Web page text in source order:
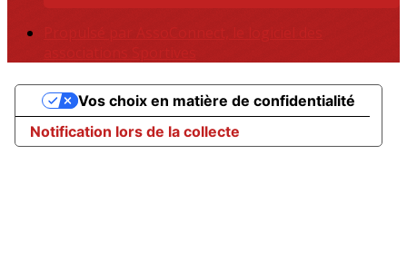
Propulsé par AssoConnect, le logiciel des
associations Sportives
Notification lors de la collecte
Vos choix en matière de confidentialité